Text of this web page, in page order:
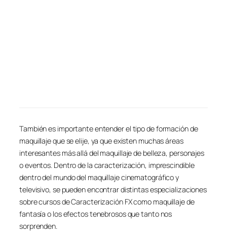
También es importante entender el tipo de formación de
maquillaje que se elije, ya que existen muchas áreas
interesantes más allá del maquillaje de belleza, personajes
o eventos. Dentro de la caracterización, imprescindible
dentro del mundo del maquillaje cinematográfico y
televisivo, se pueden encontrar distintas especializaciones
sobre cursos de Caracterización FX como maquillaje de
fantasía o los efectos tenebrosos que tanto nos
sorprenden.